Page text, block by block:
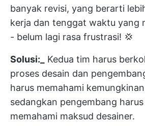
banyak revisi, yang berarti
kerja dan tenggat waktu yang
- belum lagi rasa frustrasi! 💢
Solusi:_
Kedua tim harus
proses desain dan
harus memahami
sedangkan pengembang
memahami maksud desainer.